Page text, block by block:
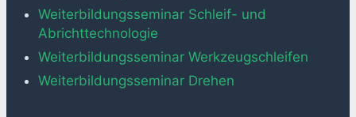
Weiterbildungsseminar Schleif- und
Abrichttechnologie
Weiterbildungsseminar Werkzeugschleifen
Weiterbildungsseminar Drehen